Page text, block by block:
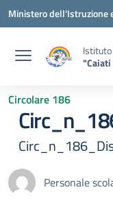
Vai ai contenuti
Vai al menu di navigazione
Vai al footer
Ministero dell'Istruzione
"Caiati
Circolare 186
Personale